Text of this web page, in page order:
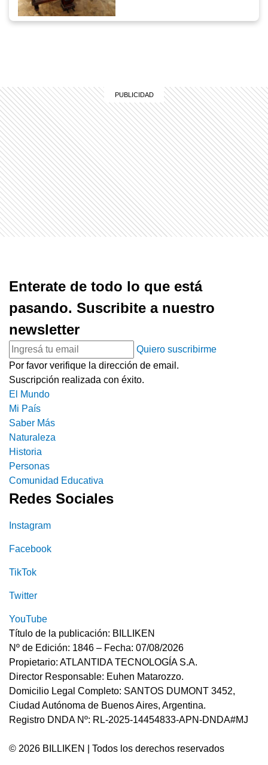
Enterate de todo lo que está
pasando. Suscribite a nuestro
newsletter
Quiero suscribirme
Por favor verifique la dirección de email.
Suscripción realizada con éxito.
El Mundo
Mi País
Saber Más
Naturaleza
Historia
Personas
Comunidad Educativa
Redes Sociales
Instagram
Facebook
TikTok
Twitter
YouTube
Título de la publicación: BILLIKEN
Nº de Edición: 1846 – Fecha: 07/08/2026
Propietario: ATLANTIDA TECNOLOGÍA S.A.
Director Responsable: Euhen Matarozzo.
Domicilio Legal Completo: SANTOS DUMONT 3452,
Ciudad Autónoma de Buenos Aires, Argentina.
Registro DNDA Nº: RL-2025-14454833-APN-DNDA#MJ
© 2026 BILLIKEN | Todos los derechos reservados